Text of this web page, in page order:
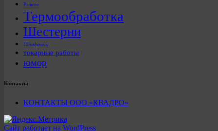
Разное
Термообработка
Шестерни
Шлифовка
токарные работы
юмор
Контакты
КОНТАКТЫ ООО «КВАДРО»
Сайт работает на WordPress